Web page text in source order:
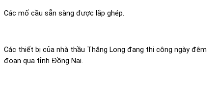
Các mố cầu sẵn sàng được lắp ghép.
Các thiết bị của nhà thầu Thăng Long đang thi công ngày đêm
đoạn qua tỉnh Đồng Nai.